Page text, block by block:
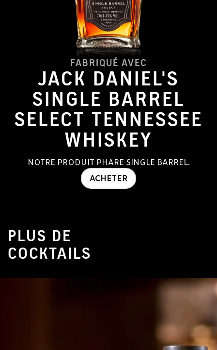
FABRIQUÉ AVEC
JACK DANIEL'S
SINGLE BARREL
SELECT TENNESSEE
WHISKEY
NOTRE PRODUIT PHARE SINGLE BARREL.
ACHETER
PLUS DE
COCKTAILS